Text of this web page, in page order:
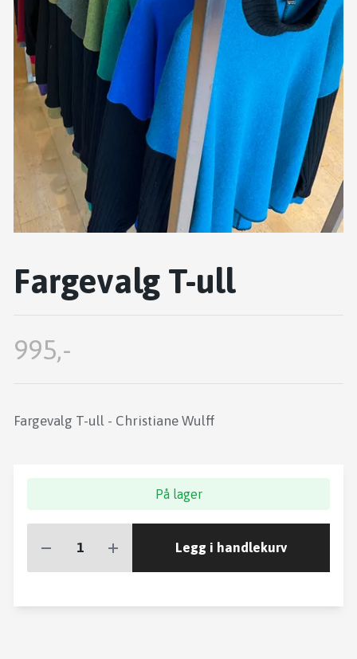
Fargevalg T-ull
995,-
Fargevalg T-ull - Christiane Wulff
På lager
Legg i handlekurv